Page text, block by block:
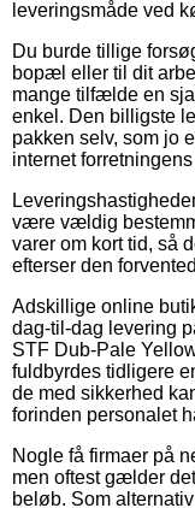
leveringsmåde ved
Du burde tillige
bopæl eller til dit
mange tilfælde en
enkel. Den billigste
pakken selv, som jo
internet
være vældig
varer om kort tid, så
efterser den
Adskillige online
dag-til-dag levering
STF Dub-Pale
fuldbyrdes tidligere
de med sikkerhed
forinden personalet
Nogle få firmaer på
men oftest gælder
beløb. Som